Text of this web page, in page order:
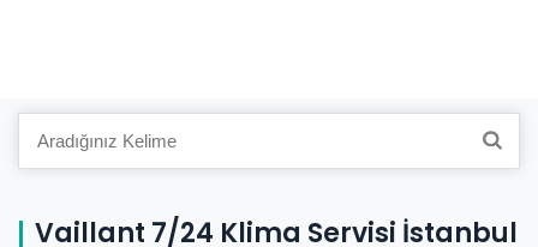
Vaillant 7/24 Klima Servisi İstanbul